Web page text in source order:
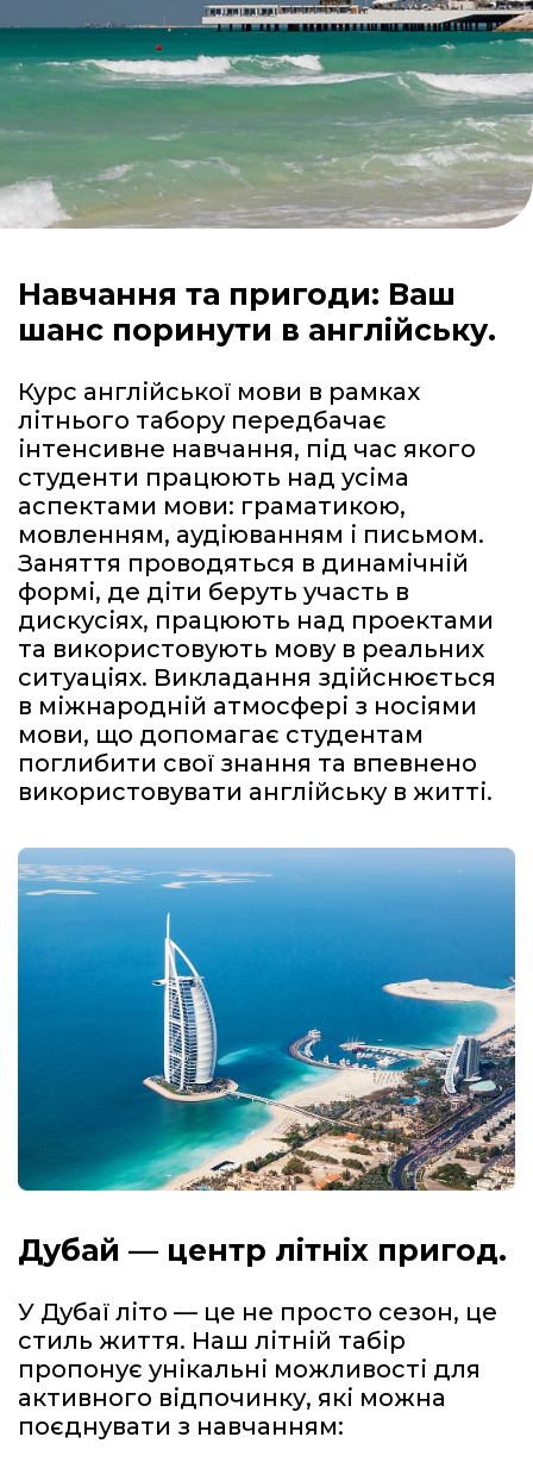
Навчання та пригоди: Ваш
шанс поринути в англійську.
Курс англійської мови в рамках
літнього табору передбачає
інтенсивне навчання, під час якого
студенти працюють над усіма
аспектами мови: граматикою,
мовленням, аудіюванням і письмом.
Заняття проводяться в динамічній
формі, де діти беруть участь в
дискусіях, працюють над проектами
та використовують мову в реальних
ситуаціях. Викладання здійснюється
в міжнародній атмосфері з носіями
мови, що допомагає студентам
поглибити свої знання та впевнено
використовувати англійську в житті.
Дубай — центр літніх пригод.
У Дубаї літо — це не просто сезон, це
стиль життя. Наш літній табір
пропонує унікальні можливості для
активного відпочинку, які можна
поєднувати з навчанням: